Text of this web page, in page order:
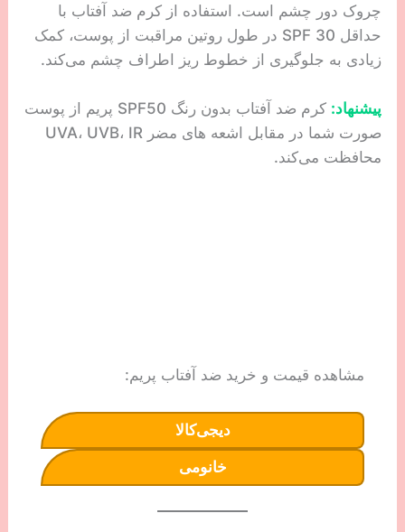
چروک دور چشم است. استفاده از کرم ضد آفتاب با
حداقل SPF 30 در طول روتین مراقبت از پوست، کمک
زیادی به جلوگیری از خطوط ریز اطراف چشم می‌کند.
پیشنهاد:
کرم ضد آفتاب بدون رنگ SPF50 پریم از پوست
صورت شما در مقابل اشعه های مضر UVA، UVB، IR
محافظت می‌کند.